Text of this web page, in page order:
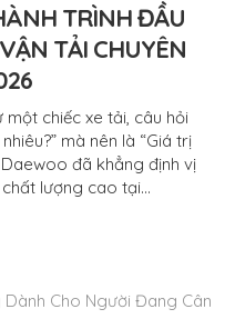
TRÌNH ĐẦU
TẢI CHUYÊN
chiếc xe tải, câu hỏi
mà nên là “Giá trị
đã khẳng định vị
lượng cao tại…